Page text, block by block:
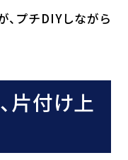
、プチDIYしながら
片付け上